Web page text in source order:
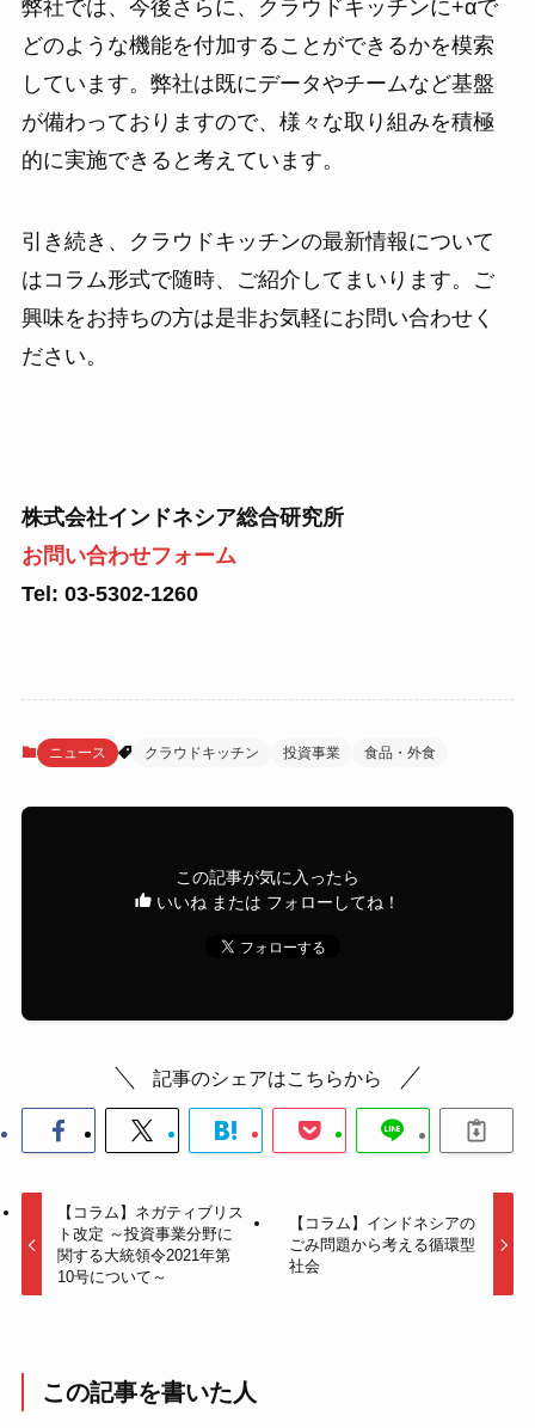
弊社では、今後さらに、クラウドキッチンに+αで
どのような機能を付加することができるかを模索
しています。弊社は既にデータやチームなど基盤
が備わっておりますので、様々な取り組みを積極
的に実施できると考えています。
引き続き、クラウドキッチンの最新情報について
はコラム形式で随時、ご紹介してまいります。ご
興味をお持ちの方は是非お気軽にお問い合わせく
ださい。
株式会社インドネシア総合研究所
お問い合わせフォーム
Tel: 03-5302-1260
ニュース クラウドキッチン 投資事業 食品・外食
この記事が気に入ったら
いいね または フォローしてね！
記事のシェアはこちらから
【コラム】ネガティブリス
ト改定 ～投資事業分野に
関する大統領令2021年第
10号について～
【コラム】インドネシアの
ごみ問題から考える循環型
社会
この記事を書いた人